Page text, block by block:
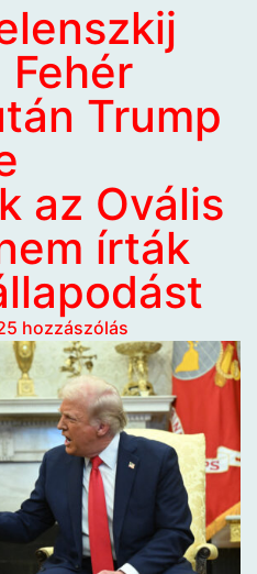
Trump
az Ovális
írták
hozzászólás